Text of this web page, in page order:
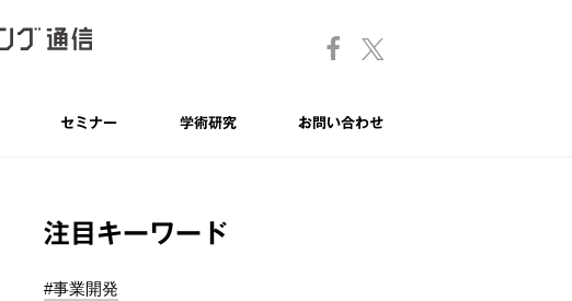
セミナー 学術研究 お問い合わせ
注目キーワード
#事業開発